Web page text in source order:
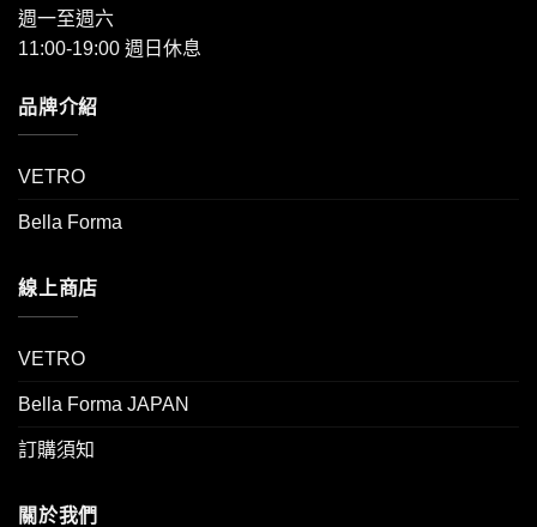
週一至週六
11:00-19:00 週日休息
品牌介紹
VETRO
Bella Forma
線上商店
VETRO
Bella Forma JAPAN
訂購須知
關於我們